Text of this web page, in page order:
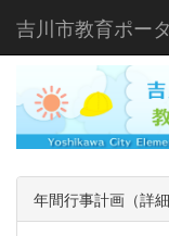
吉川市教育ポー
年間行事計画（詳